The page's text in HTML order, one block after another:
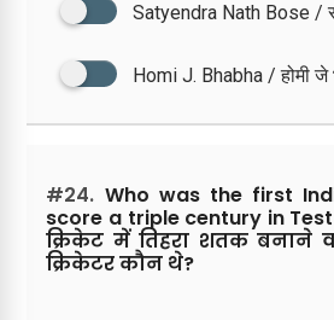
Satyendra Nath Bose /
Homi J. Bhabha / होमी जे
#24. Who was the first
score a triple century in
क्रिकेट में तिहरा शतक बनाने
क्रिकेटर कौन थे?